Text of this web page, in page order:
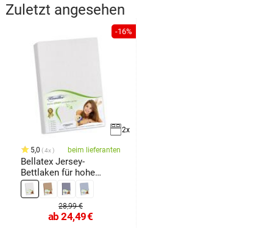
Zuletzt angesehen
-16%
2x
5,0 4x beim lieferanten
Bellatex Jersey-
Bettlaken für hohe
Matratzen
28,99 €
ab 24,49€